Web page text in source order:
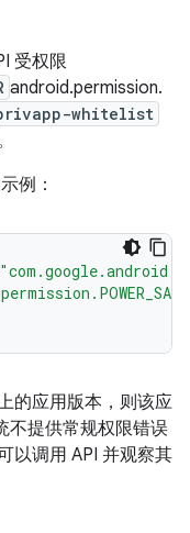
受权限
android.permission.
whitelist
例：
的应用版本，则该应
不提供常规权限错误
以调用 API 并观察其